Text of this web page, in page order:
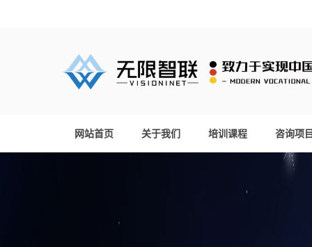
网站首页 关于我们 培训课程 咨询项